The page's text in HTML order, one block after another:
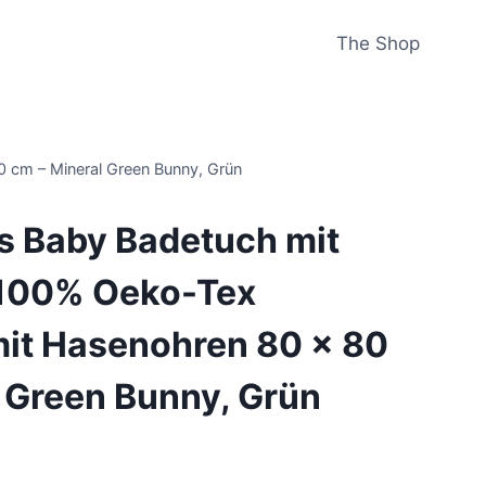
The Shop
– Mineral Green Bunny, Grün
Baby Badetuch mit
Oeko-Tex
Hasenohren 80 x 80
Bunny, Grün